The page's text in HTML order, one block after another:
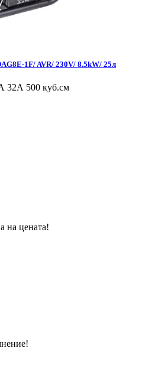
1F/ AVR/ 230V/ 8.5kW/ 25л
32А 500 куб.см
на цената!